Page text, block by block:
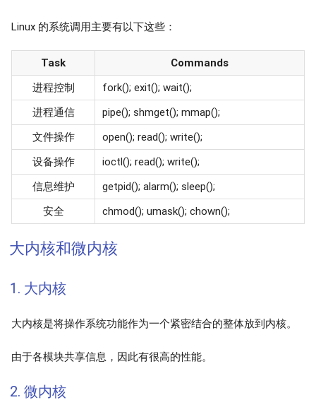
Linux 的系统调用主要有以下这些：
Task
Commands
进程控制
fork(); exit(); wait();
进程通信
pipe(); shmget(); mmap();
文件操作
open(); read(); write();
设备操作
ioctl(); read(); write();
信息维护
getpid(); alarm(); sleep();
安全
chmod(); umask(); chown();
大内核和微内核
1. 大内核
大内核是将操作系统功能作为一个紧密结合的整体放到内核。
由于各模块共享信息，因此有很高的性能。
2. 微内核